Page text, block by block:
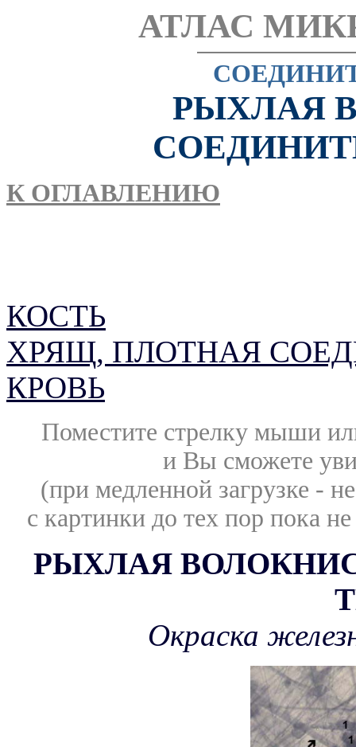
АТЛАС
РЫХЛАЯ
К ОГЛАВЛЕНИЮ
КОСТЬ
ХРЯЩ, ПЛОТНАЯ
КРОВЬ
Поместите стрелку мыши
и Вы сможете
(при медленной загрузке -
с картинки до тех пор пока
РЫХЛАЯ
Окраска